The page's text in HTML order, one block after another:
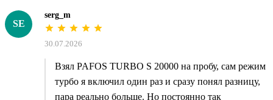
SE
serg_m
30.07.2026
Взял PAFOS TURBO S 20000 на пробу, сам режим
турбо я включил один раз и сразу понял разницу,
пара реально больше. Но постоянно так